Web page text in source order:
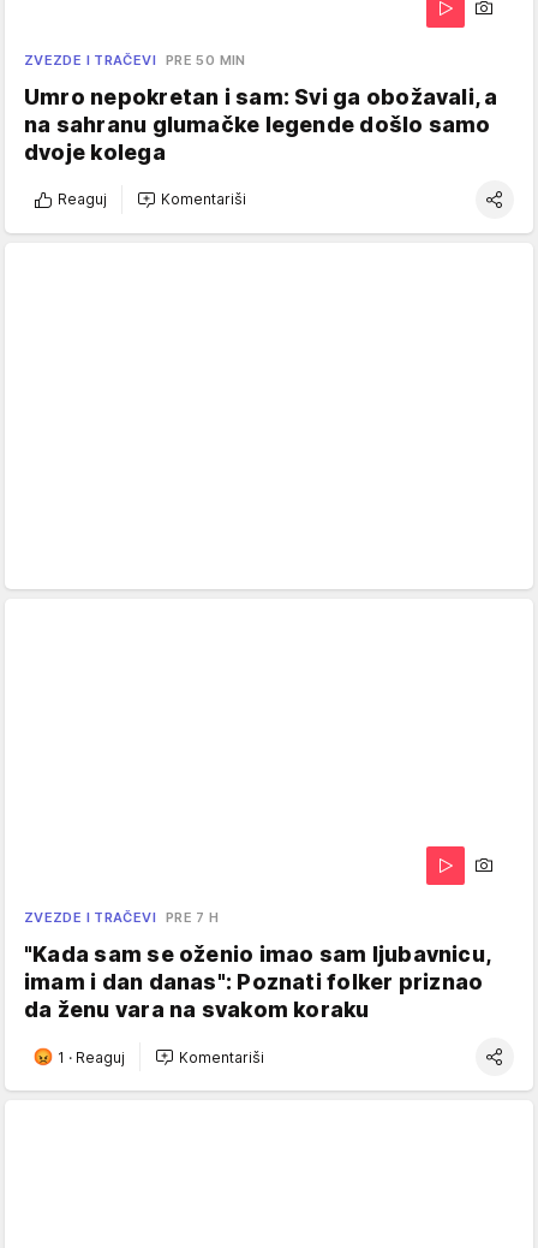
ZVEZDE I TRAČEVI PRE 50 MIN
Umro nepokretan i sam: Svi ga obožavali, a
na sahranu glumačke legende došlo samo
dvoje kolega
Reaguj Komentariši
ZVEZDE I TRAČEVI PRE 7 H
"Kada sam se oženio imao sam ljubavnicu,
imam i dan danas": Poznati folker priznao
da ženu vara na svakom koraku
1 · Reaguj Komentariši